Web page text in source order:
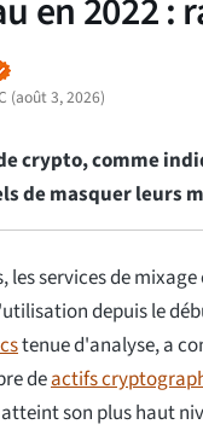
en 2022
(août 3, 2026)
crypto, comme
de masquer leurs
les services de
depuis le
tenue d'analyse, a
deactifs
son plus haut